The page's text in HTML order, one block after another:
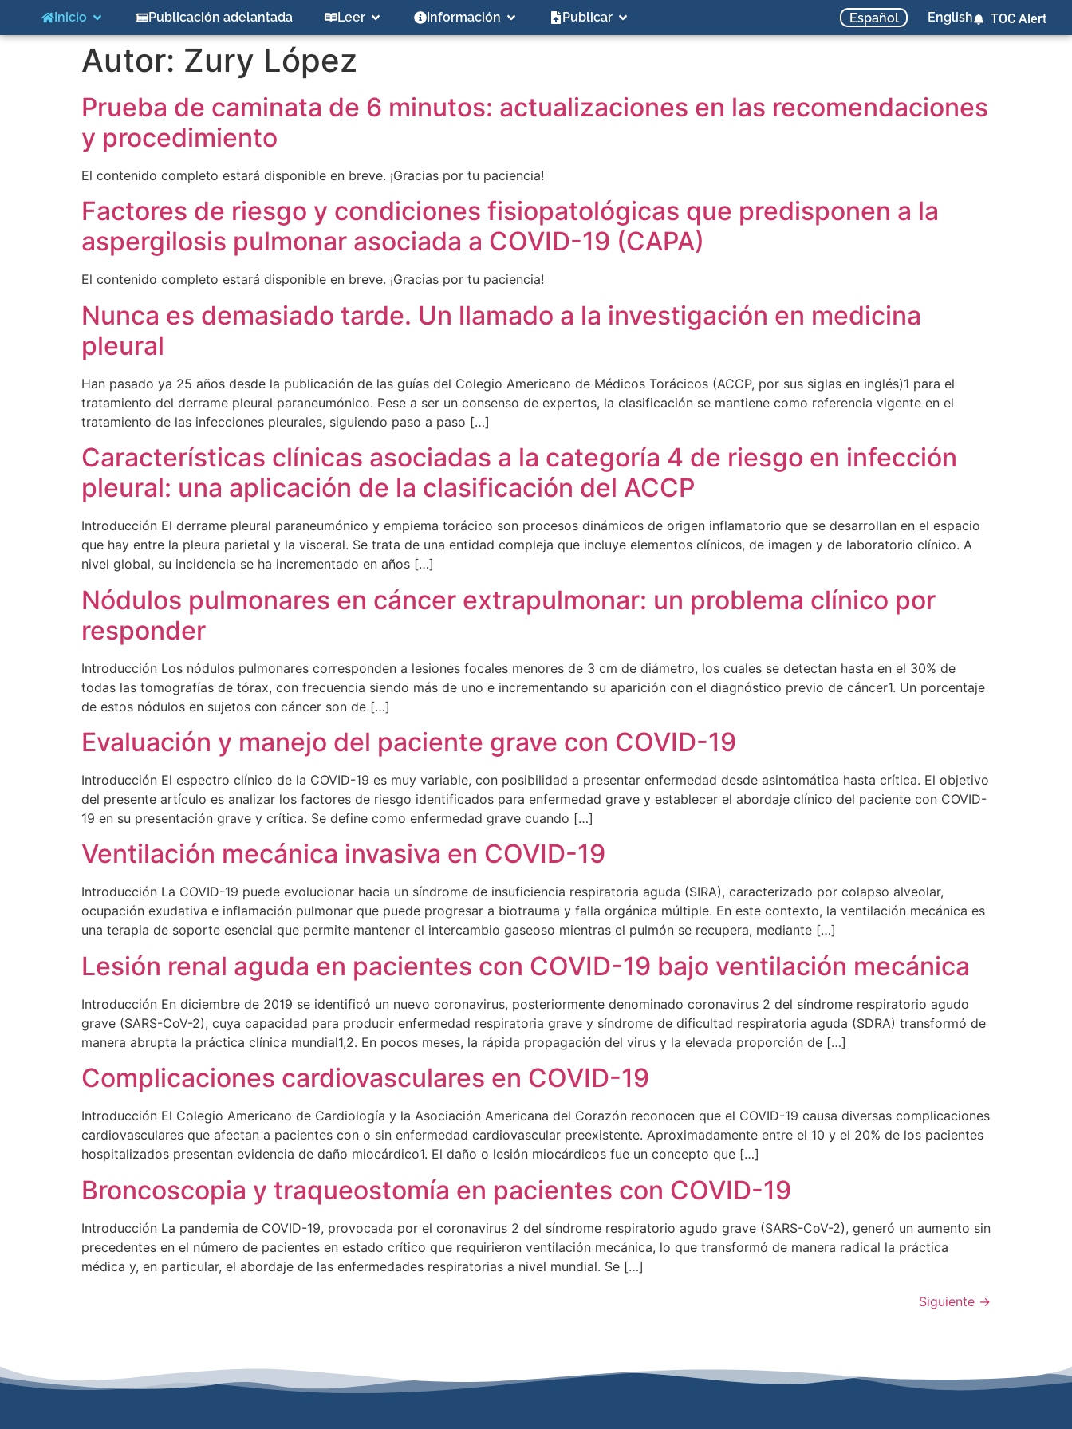
Inicio Publicación adelantada Leer Información Publicar Español English TOC Alert
Autor: Zury López
Prueba de caminata de 6 minutos: actualizaciones en las recomendaciones
y procedimiento
El contenido completo estará disponible en breve. ¡Gracias por tu paciencia!
Factores de riesgo y condiciones fisiopatológicas que predisponen a la
aspergilosis pulmonar asociada a COVID-19 (CAPA)
El contenido completo estará disponible en breve. ¡Gracias por tu paciencia!
Nunca es demasiado tarde. Un llamado a la investigación en medicina
pleural
Han pasado ya 25 años desde la publicación de las guías del Colegio Americano de Médicos Torácicos (ACCP, por sus siglas en inglés)1 para el
tratamiento del derrame pleural paraneumónico. Pese a ser un consenso de expertos, la clasificación se mantiene como referencia vigente en el
tratamiento de las infecciones pleurales, siguiendo paso a paso […]
Características clínicas asociadas a la categoría 4 de riesgo en infección
pleural: una aplicación de la clasificación del ACCP
Introducción El derrame pleural paraneumónico y empiema torácico son procesos dinámicos de origen inflamatorio que se desarrollan en el espacio
que hay entre la pleura parietal y la visceral. Se trata de una entidad compleja que incluye elementos clínicos, de imagen y de laboratorio clínico. A
nivel global, su incidencia se ha incrementado en años […]
Nódulos pulmonares en cáncer extrapulmonar: un problema clínico por
responder
Introducción Los nódulos pulmonares corresponden a lesiones focales menores de 3 cm de diámetro, los cuales se detectan hasta en el 30% de
todas las tomografías de tórax, con frecuencia siendo más de uno e incrementando su aparición con el diagnóstico previo de cáncer1. Un porcentaje
de estos nódulos en sujetos con cáncer son de […]
Evaluación y manejo del paciente grave con COVID-19
Introducción El espectro clínico de la COVID-19 es muy variable, con posibilidad a presentar enfermedad desde asintomática hasta crítica. El objetivo
del presente artículo es analizar los factores de riesgo identificados para enfermedad grave y establecer el abordaje clínico del paciente con COVID-
19 en su presentación grave y crítica. Se define como enfermedad grave cuando […]
Ventilación mecánica invasiva en COVID-19
Introducción La COVID-19 puede evolucionar hacia un síndrome de insuficiencia respiratoria aguda (SIRA), caracterizado por colapso alveolar,
ocupación exudativa e inflamación pulmonar que puede progresar a biotrauma y falla orgánica múltiple. En este contexto, la ventilación mecánica es
una terapia de soporte esencial que permite mantener el intercambio gaseoso mientras el pulmón se recupera, mediante […]
Lesión renal aguda en pacientes con COVID-19 bajo ventilación mecánica
Introducción En diciembre de 2019 se identificó un nuevo coronavirus, posteriormente denominado coronavirus 2 del síndrome respiratorio agudo
grave (SARS-CoV-2), cuya capacidad para producir enfermedad respiratoria grave y síndrome de dificultad respiratoria aguda (SDRA) transformó de
manera abrupta la práctica clínica mundial1,2. En pocos meses, la rápida propagación del virus y la elevada proporción de […]
Complicaciones cardiovasculares en COVID-19
Introducción El Colegio Americano de Cardiología y la Asociación Americana del Corazón reconocen que el COVID-19 causa diversas complicaciones
cardiovasculares que afectan a pacientes con o sin enfermedad cardiovascular preexistente. Aproximadamente entre el 10 y el 20% de los pacientes
hospitalizados presentan evidencia de daño miocárdico1. El daño o lesión miocárdicos fue un concepto que […]
Broncoscopia y traqueostomía en pacientes con COVID-19
Introducción La pandemia de COVID-19, provocada por el coronavirus 2 del síndrome respiratorio agudo grave (SARS-CoV-2), generó un aumento sin
precedentes en el número de pacientes en estado crítico que requirieron ventilación mecánica, lo que transformó de manera radical la práctica
médica y, en particular, el abordaje de las enfermedades respiratorias a nivel mundial. Se […]
Siguiente →